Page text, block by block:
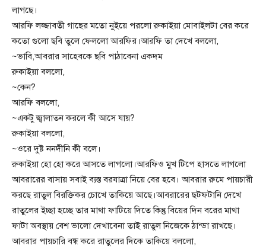
লাগছে।
আরফি লজ্জাবতী গাছের মতো নুইয়ে পরলো রুকাইয়া মোবাইলটা বের করে
কতো গুলো ছবি তুলে ফেললো আরফির।আরফি তা দেখে বললো,
~ভাবি,আবরার সাহেবকে ছবি পাঠাবেনা একদম
রুকাইয়া বললো,
~কেন?
আরফি বললো,
~একটু জ্বালাতন করলে কী আসে যায়?
রুকাইয়া বললো,
~ওরে দুষ্ট ননদীনি কী বলে।
রুকাইয়া হো হো করে আসতে লাগলো।আরফিও মুখ টিপে হাসতে লাগলো
আবরারের বাসায় সবাই ব্যস্ত বরযাত্রা নিয়ে বের হবে। আবরার রুমে পায়চারী
করছে রাতুল বিরক্তিকর চোখে তাকিয়ে আছে।আবরারের ছটফটানি দেখে
রাতুলের ইচ্ছা হচ্ছে তার মাথা ফাটিয়ে দিতে কিন্তু বিয়ের দিন বরের মাথা
ফাটা অবস্থায় বেশ ভালো দেখাবেনা তাই রাতুল নিজেকে ঠান্ডা রাখছে।
আবরার পায়চারি বন্ধ করে রাতুলের দিকে তাকিয়ে বললো,